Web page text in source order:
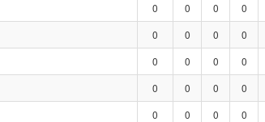
0 0 0 0
0 0 0 0
0 0 0 0
0 0 0 0
0 0 0 0